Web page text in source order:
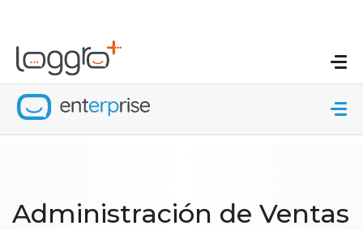
Administración de Ventas